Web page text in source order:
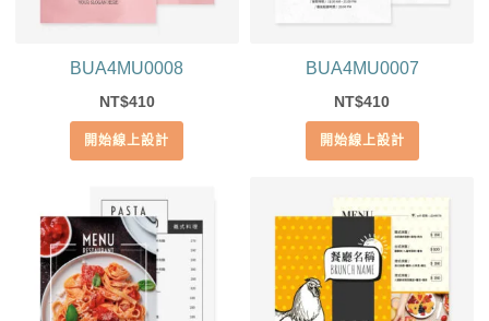
BUA4MU0008
NT$410
開始線上設計
BUA4MU0007
NT$410
開始線上設計